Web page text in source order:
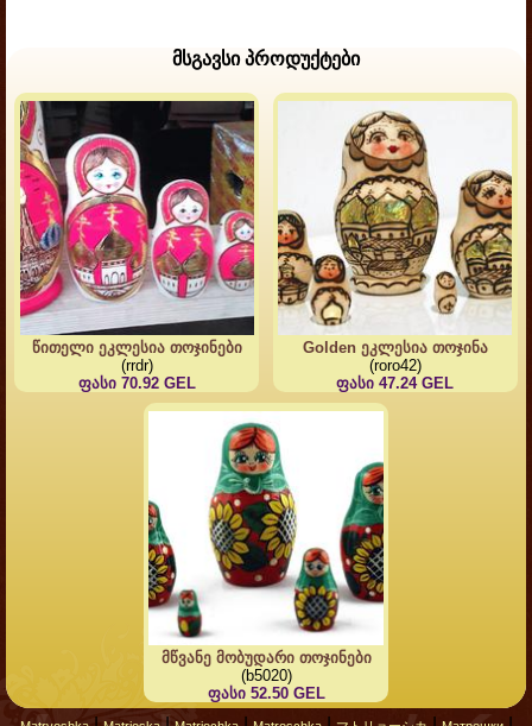
მსგავსი პროდუქტები
წითელი ეკლესია თოჯინები
(rrdr)
ფასი 70.92 GEL
Golden ეკლესია თოჯინა
(roro42)
ფასი 47.24 GEL
მწვანე მობუდარი თოჯინები
(b5020)
ფასი 52.50 GEL